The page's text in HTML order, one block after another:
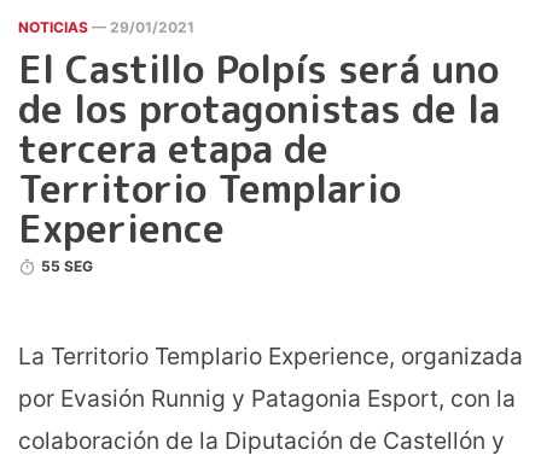
NOTICIAS — 29/01/2021
El Castillo Polpís será uno
de los protagonistas de la
tercera etapa de
Territorio Templario
Experience
55 SEG
La Territorio Templario Experience, organizada
por Evasión Runnig y Patagonia Esport, con la
colaboración de la Diputación de Castellón y